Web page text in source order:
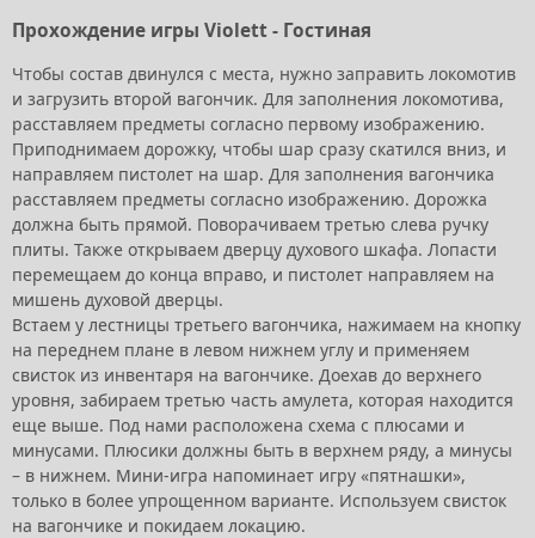
Прохождение игры Violett - Гостиная
Чтобы состав двинулся с места, нужно заправить локомотив
и загрузить второй вагончик. Для заполнения локомотива,
расставляем предметы согласно первому изображению.
Приподнимаем дорожку, чтобы шар сразу скатился вниз, и
направляем пистолет на шар. Для заполнения вагончика
расставляем предметы согласно изображению. Дорожка
должна быть прямой. Поворачиваем третью слева ручку
плиты. Также открываем дверцу духового шкафа. Лопасти
перемещаем до конца вправо, и пистолет направляем на
мишень духовой дверцы.
Встаем у лестницы третьего вагончика, нажимаем на кнопку
на переднем плане в левом нижнем углу и применяем
свисток из инвентаря на вагончике. Доехав до верхнего
уровня, забираем третью часть амулета, которая находится
еще выше. Под нами расположена схема с плюсами и
минусами. Плюсики должны быть в верхнем ряду, а минусы
– в нижнем. Мини-игра напоминает игру «пятнашки»,
только в более упрощенном варианте. Используем свисток
на вагончике и покидаем локацию.